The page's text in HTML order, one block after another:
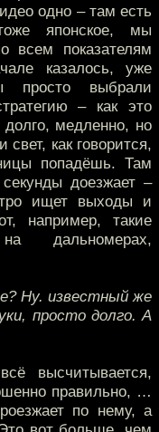
одно – там есть
японское, мы
всем показателям
казалось, уже
просто выбрали
– как это
медленно, но
как говорится,
попадёшь. Там
доезжает –
ищет выходы и
например, такие
дальномерах,
Ну. известный же
просто долго. А
высчитывается,
правильно, …
по нему, а